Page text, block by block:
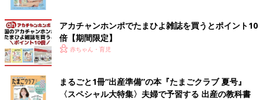
アカチャンホンポでたまひよ雑誌を買うとポイント10
倍【期間限定】
赤ちゃん・育児
まるごと1冊“出産準備”の本『たまごクラブ 夏号』
〈スペシャル大特集〉夫婦で予習する 出産の教科書